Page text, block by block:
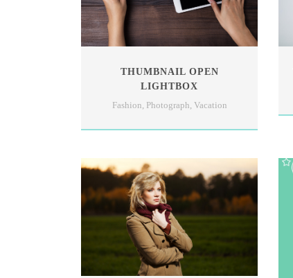
THUMBNAIL OPEN
LIGHTBOX
Fashion, Photograph, Vacation